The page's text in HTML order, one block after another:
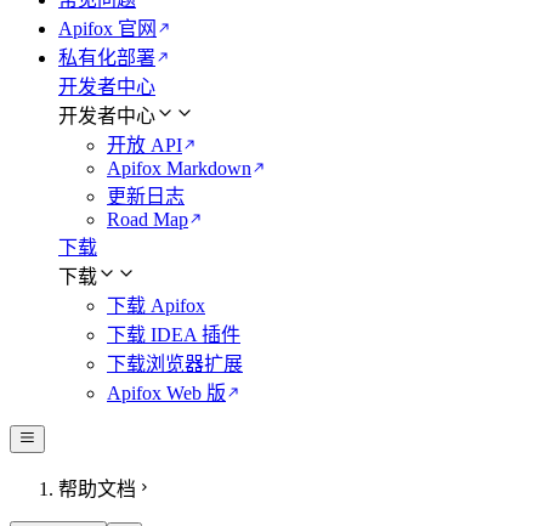
Apifox 官网
私有化部署
开发者中心
开发者中心
开放 API
Apifox Markdown
更新日志
Road Map
下载
下载
下载 Apifox
下载 IDEA 插件
下载浏览器扩展
Apifox Web 版
帮助文档